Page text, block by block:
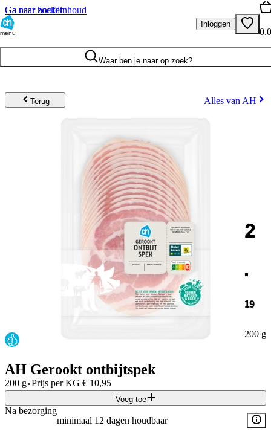
Ga naar hoofdinhoud
Ga naar zoeken
menu
Inloggen
Waar ben je naar op zoek?
Terug Alles van AH
2
.
19
200 g
AH Gerookt ontbijtspek
200 g·Prijs per KG € 10,95
Voeg toe
Na bezorging
minimaal 12 dagen houdbaar